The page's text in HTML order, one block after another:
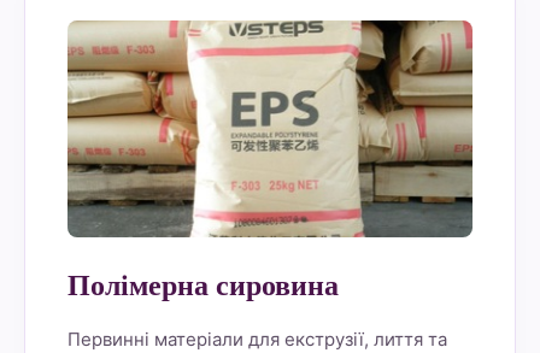
Полімерна сировина
Первинні матеріали для екструзії, лиття та